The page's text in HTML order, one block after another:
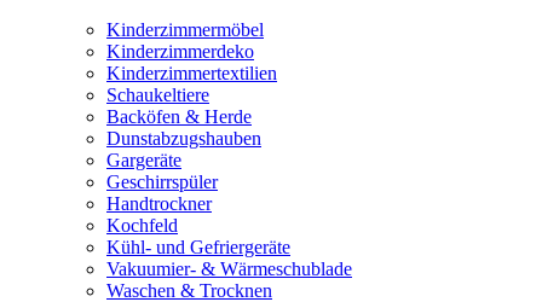
Kinderzimmermöbel
Kinderzimmerdeko
Kinderzimmertextilien
Schaukeltiere
Backöfen & Herde
Dunstabzugshauben
Gargeräte
Geschirrspüler
Handtrockner
Kochfeld
Kühl- und Gefriergeräte
Vakuumier- & Wärmeschublade
Waschen & Trocknen